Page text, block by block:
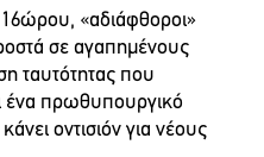
«αδιάφθοροι»
σε αγαπημένους
ταυτότητας που
ένα πρωθυπουργικό
οντισιόν για νέους